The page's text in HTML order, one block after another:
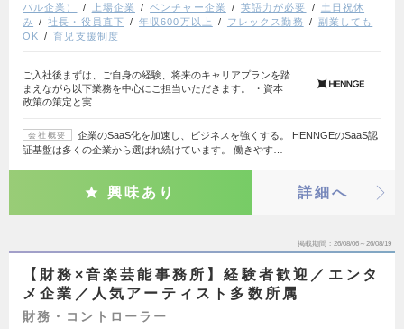
バル企業）
上場企業 ベンチャー企業 英語力が必要
土日祝休
み
社長・役員直下 年収600万以上 フレックス勤務
副業しても
OK
育児支援制度
ご入社後まずは、ご自身の経験、将来のキャリアプランを踏
まえながら以下業務を中心にご担当いただきます。 ・資本
政策の策定と実…
会社概要
企業のSaaS化を加速し、ビジネスを強くする。 HENNGEのSaaS認
証基盤は多くの企業から選ばれ続けています。 働きやす…
興味あり 詳細へ
掲載期間 26/08/06～26/08/19
【財務×音楽芸能事務所】経験者歓迎／エンタ
メ企業／人気アーティスト多数所属
財務・コントローラー